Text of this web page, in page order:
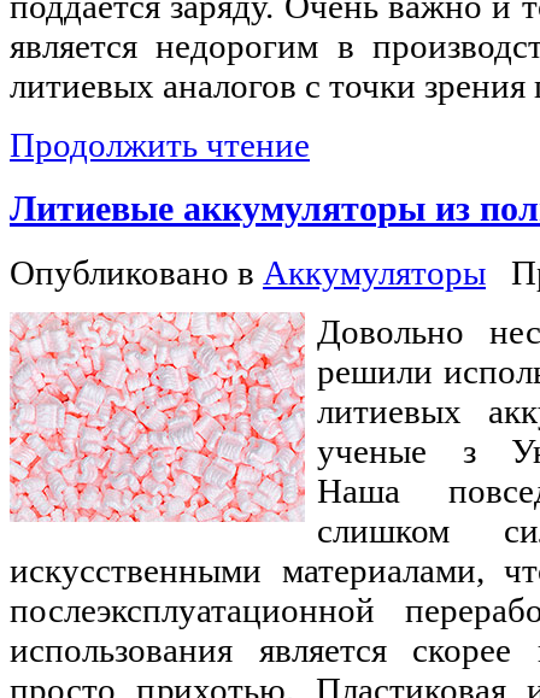
является недорогим в
литиевых аналогов с точки
Продолжить чтение
Литиевые аккумуляторы из
Опубликовано в Аккумуляторы
Довольно
решили
литиевых
ученые з
Наша
слишком
искусственными материалами,
послеэксплуатационной
использования является
просто прихотью. Пластиковая